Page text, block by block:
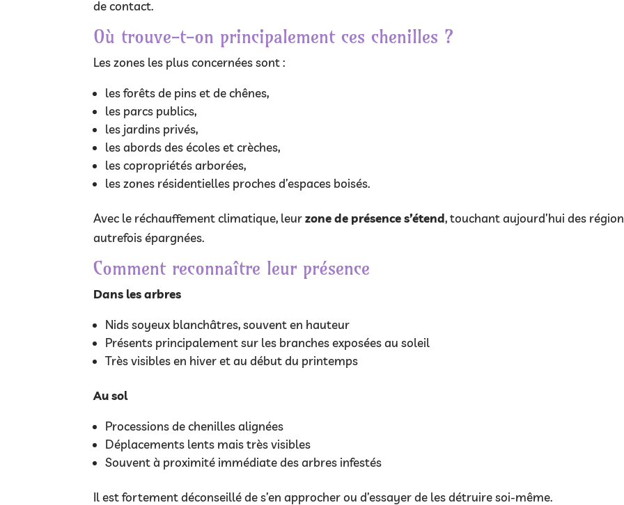
de contact.
Où trouve-t-on principalement ces chenilles ?
Les zones les plus concernées sont :
les forêts de pins et de chênes,
les parcs publics,
les jardins privés,
les abords des écoles et crèches,
les copropriétés arborées,
les zones résidentielles proches d’espaces boisés.
Avec le réchauffement climatique, leurzone de présence s’étend, touchant aujourd’hui des
autrefois épargnées.
Comment reconnaître leur présence
Dans les arbres
Nids soyeux blanchâtres, souvent en hauteur
Présents principalement sur les branches exposées au soleil
Très visibles en hiver et au début du printemps
Au sol
Processions de chenilles alignées
Déplacements lents mais très visibles
Souvent à proximité immédiate des arbres infestés
Il est fortement déconseillé de s’en approcher ou d’essayer de les détruire soi-même.